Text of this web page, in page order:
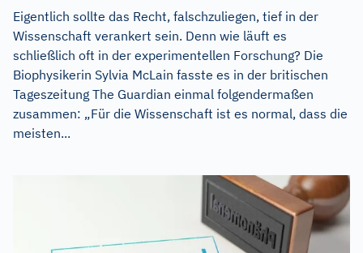
Eigentlich sollte das Recht, falschzuliegen, tief in der
Wissenschaft verankert sein. Denn wie läuft es
schließlich oft in der experimentellen Forschung? Die
Biophysikerin Sylvia McLain fasste es in der britischen
Tageszeitung The Guardian einmal folgendermaßen
zusammen: „Für die Wissenschaft ist es normal, dass die
meisten...